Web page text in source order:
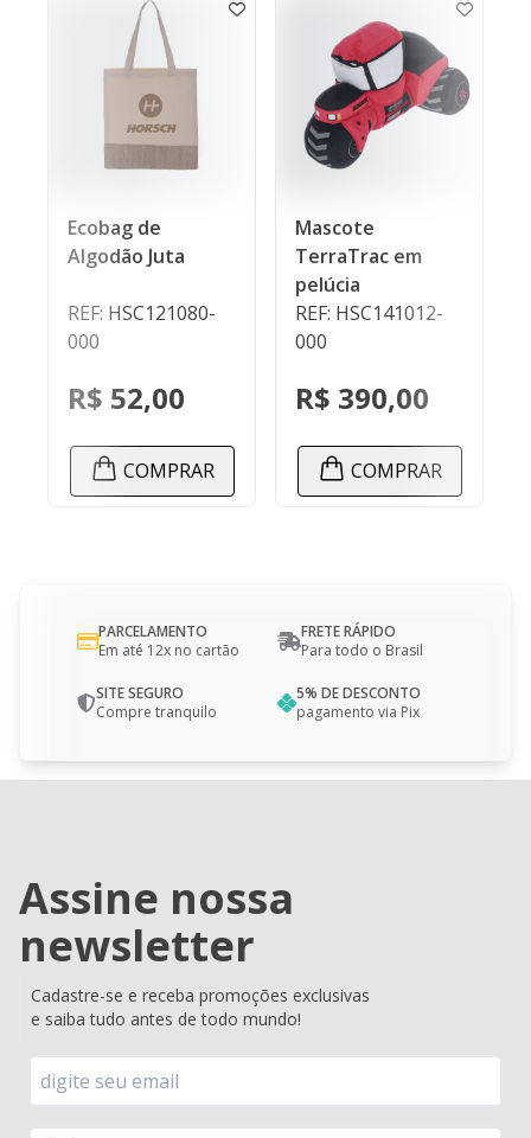
de
Juta
HSC121080-
52,00
COMPRAR
TerraTrac em
REF: HSC141012-
R$ 390,00
COMPRAR
REF:
PARCELAMENTO
Em até 12x no cartão
FRETE RÁPIDO
Para todo o Brasil
SITE SEGURO
Compre tranquilo
5% DE DESCONTO
pagamento via Pix
Assine nossa
newsletter
Cadastre-se e receba promoções exclusivas
e saiba tudo antes de todo mundo!